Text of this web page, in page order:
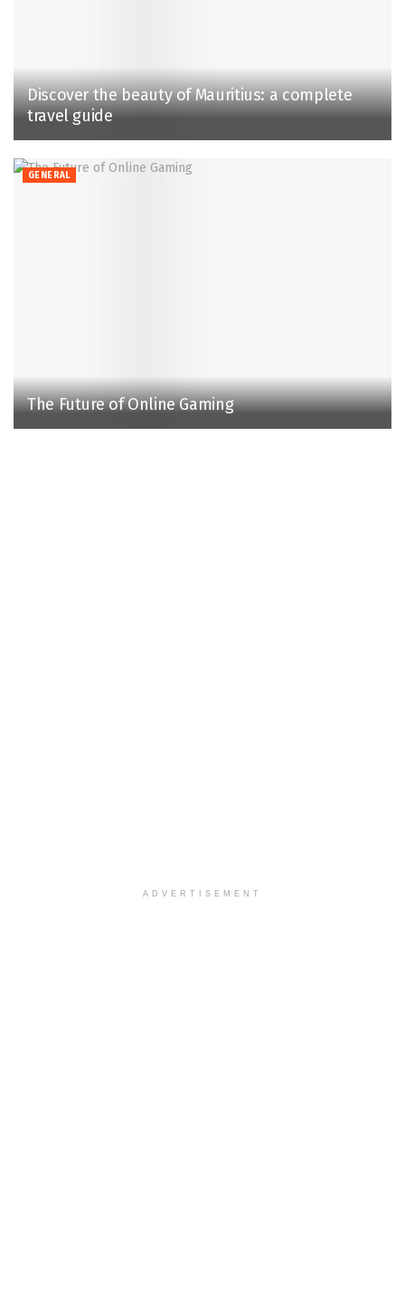
Discover the beauty of Mauritius: a complete
travel guide
GENERAL
The Future of Online Gaming
ADVERTISEMENT